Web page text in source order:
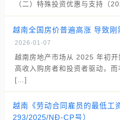
（二）特殊投资优惠与支持（
越南全国房价普遍高涨 导致刚
2026-01-07
越南房地产市场从 2025 年初
高收入购房者和投资者驱动，
[…]
越南《劳动合同雇员的最低工
293/2025/NĐ-CP号）